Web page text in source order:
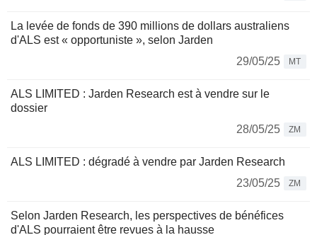
La levée de fonds de 390 millions de dollars australiens
d'ALS est « opportuniste », selon Jarden
29/05/25
MT
ALS LIMITED : Jarden Research est à vendre sur le
dossier
28/05/25
ZM
ALS LIMITED : dégradé à vendre par Jarden Research
23/05/25
ZM
Selon Jarden Research, les perspectives de bénéfices
d'ALS pourraient être revues à la hausse